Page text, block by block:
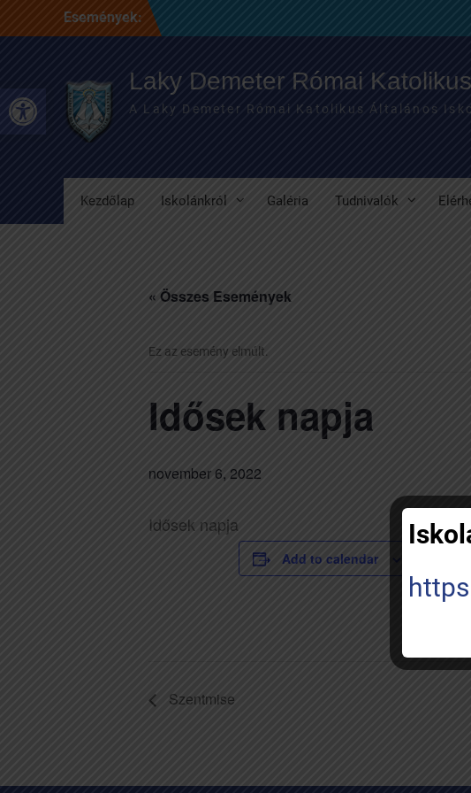
Eszköztár megnyitása
Események:
Laky Demeter Római
A Laky Demeter Római Katolikus Általános
Kezdőlap Iskolánkról Galéria Tudnivalók
« Összes Események
Ez az esemény elmúlt.
Idősek napja
november 6, 2022
Idősek napja
Add to calendar
Dátum:
Szentmise